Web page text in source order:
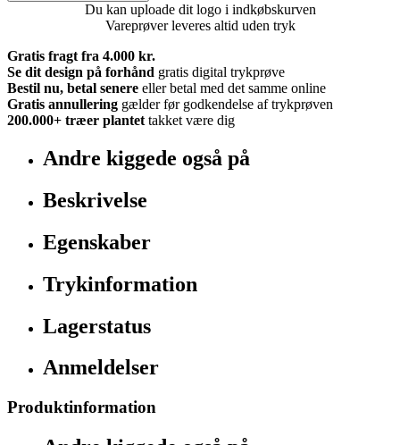
Du kan uploade dit logo i indkøbskurven
Vareprøver leveres altid uden tryk
Gratis fragt fra 4.000 kr.
Se dit design på forhånd gratis digital trykprøve
Bestil nu, betal senere eller betal med det samme online
Gratis annullering gælder før godkendelse af trykprøven
200.000+ træer plantet takket være dig
Andre kiggede også på
Beskrivelse
Egenskaber
Trykinformation
Lagerstatus
Anmeldelser
Produktinformation